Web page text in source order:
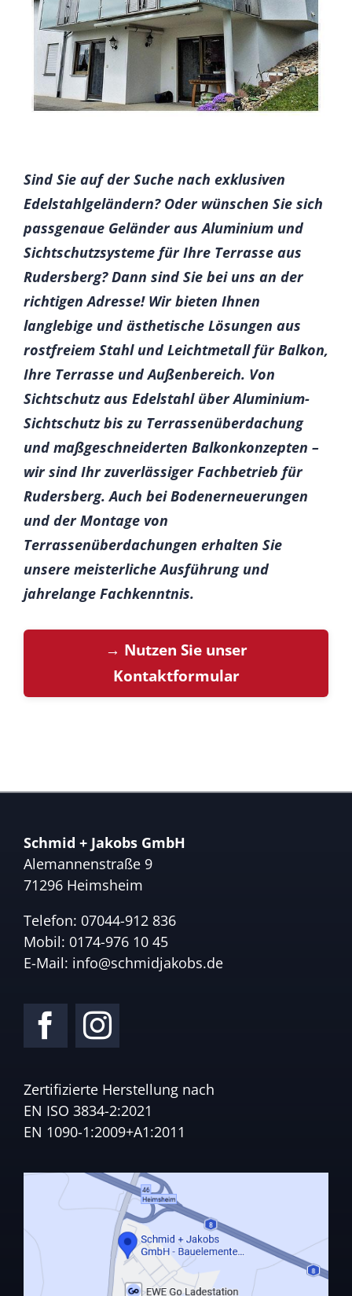
Sind Sie auf der Suche nach exklusiven
Edelstahlgeländern? Oder wünschen Sie sich
passgenaue Geländer aus Aluminium und
Sichtschutzsysteme für Ihre Terrasse aus
Rudersberg? Dann sind Sie bei uns an der
richtigen Adresse! Wir bieten Ihnen
langlebige und ästhetische Lösungen aus
rostfreiem Stahl und Leichtmetall für Balkon,
Ihre Terrasse und Außenbereich. Von
Sichtschutz aus Edelstahl über Aluminium-
Sichtschutz bis zu Terrassenüberdachung
und maßgeschneiderten Balkonkonzepten –
wir sind Ihr zuverlässiger Fachbetrieb für
Rudersberg. Auch bei Bodenerneuerungen
und der Montage von
Terrassenüberdachungen erhalten Sie
unsere meisterliche Ausführung und
jahrelange Fachkenntnis.
→ Nutzen Sie unser
Kontaktformular
Schmid + Jakobs GmbH
Alemannenstraße 9
71296 Heimsheim
Telefon: 07044-912 836
Mobil: 0174-976 10 45
E-Mail: info@schmidjakobs.de
Zertifizierte Herstellung nach
EN ISO 3834-2:2021
EN 1090-1:2009+A1:2011